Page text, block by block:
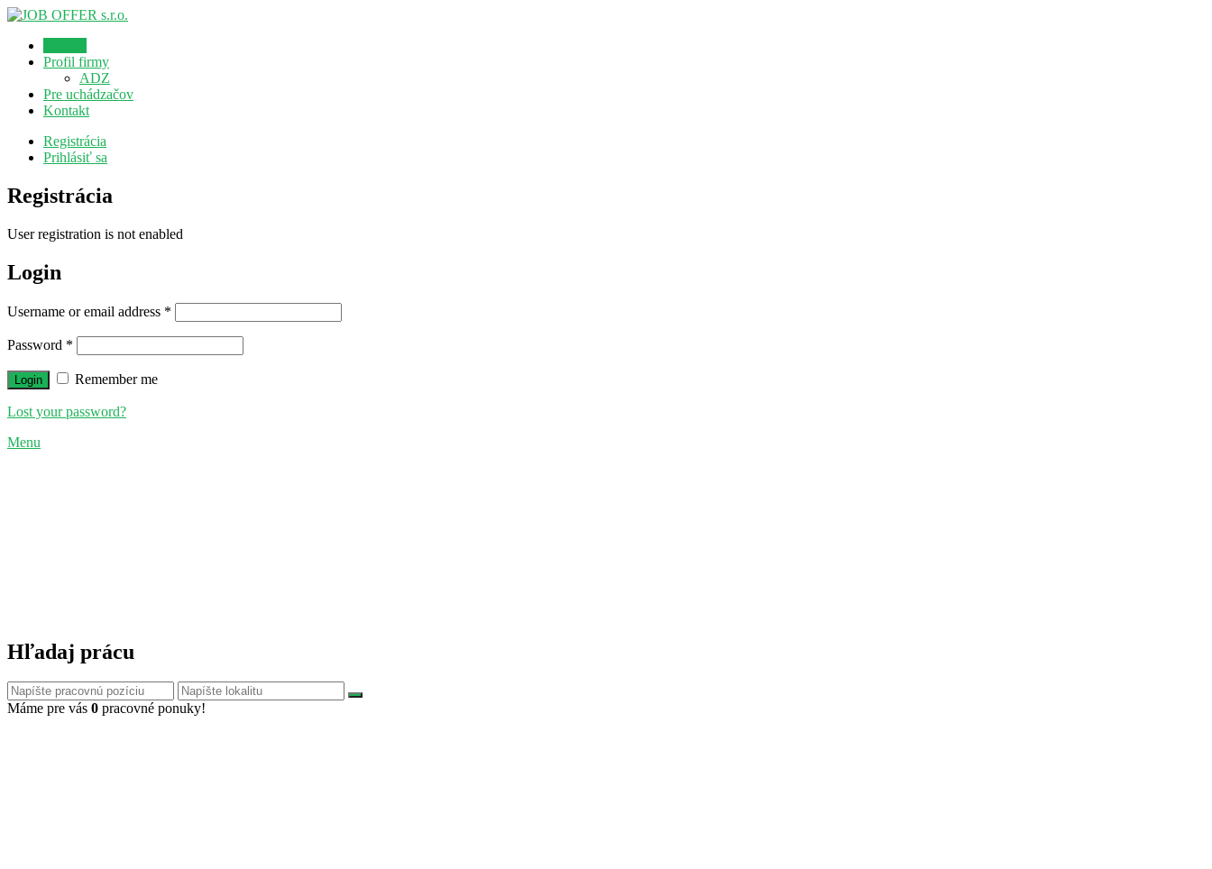
Profil firmy
ADZ
Pre uchádzačov
Kontakt
Registrácia
Prihlásiť sa
Registrácia
User registration is not enabled
Login
Username or email address *
Password *
Remember me
Lost your password?
Menu
Hľadaj prácu
Máme pre vás 0 pracovné ponuky!